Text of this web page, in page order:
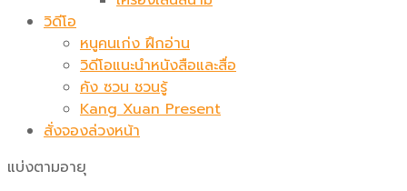
วิดีโอ
หนูคนเก่ง ฝึกอ่าน
วิดีโอแนะนำหนังสือและสื่อ
คัง ซวน ชวนรู้
Kang Xuan Present
สั่งจองล่วงหน้า
แบ่งตามอายุ